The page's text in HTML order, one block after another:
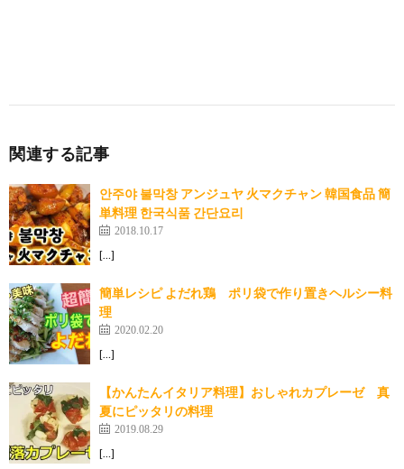
関連する記事
안주야 불막창 アンジュヤ 火マクチャン 韓国食品 簡
単料理 한국식품 간단요리
2018.10.17
[…]
簡単レシピ よだれ鶏 ポリ袋で作り置きヘルシー料
理
2020.02.20
[…]
【かんたんイタリア料理】おしゃれカプレーゼ 真
夏にピッタリの料理
2019.08.29
[…]